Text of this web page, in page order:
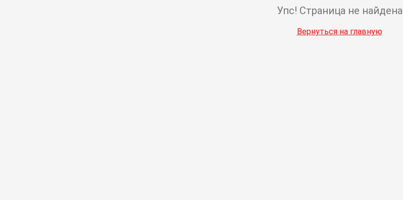
Упс! Страница не найдена
Вернуться на главную